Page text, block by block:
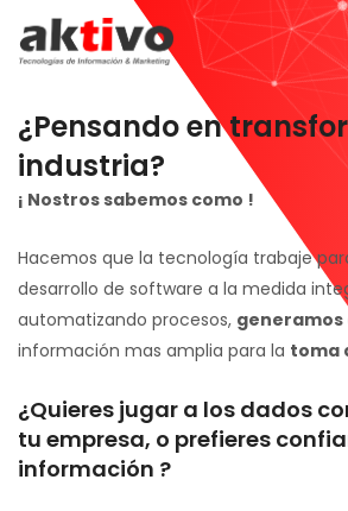
¿Pensando en
industria?
¡ Nostros sabemos como !
Hacemos que la tecnología trabaje
desarrollo de software a la medida
automatizando procesos,
información mas amplia para la toma
¿Quieres jugar a los dados
tu empresa, o prefieres
información ?